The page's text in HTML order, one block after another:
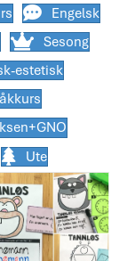
Engelsk
Sesong
estetisk
Ute